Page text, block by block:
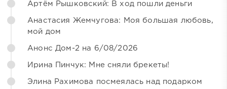
Артём Рышковский: В ход пошли деньги
Анастасия Жемчугова: Моя большая любовь,
мой дом
Анонс Дом-2 на 6/08/2026
Ирина Пинчук: Мне сняли брекеты!
Элина Рахимова посмеялась над подарком